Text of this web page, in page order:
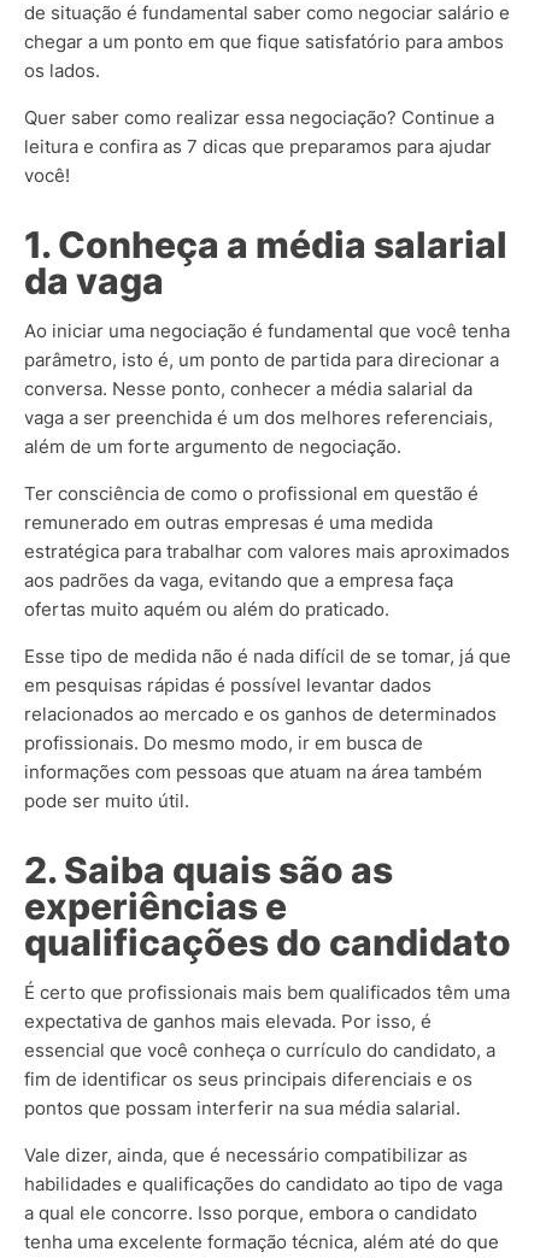
de situação é fundamental saber como negociar salário e
chegar a um ponto em que fique satisfatório para ambos
os lados.
Quer saber como realizar essa negociação? Continue a
leitura e confira as 7 dicas que preparamos para ajudar
você!
1. Conheça a média salarial
da vaga
Ao iniciar uma negociação é fundamental que você tenha
parâmetro, isto é, um ponto de partida para direcionar a
conversa. Nesse ponto, conhecer a média salarial da
vaga a ser preenchida é um dos melhores referenciais,
além de um forte argumento de negociação.
Ter consciência de como o profissional em questão é
remunerado em outras empresas é uma medida
estratégica para trabalhar com valores mais aproximados
aos padrões da vaga, evitando que a empresa faça
ofertas muito aquém ou além do praticado.
Esse tipo de medida não é nada difícil de se tomar, já que
em pesquisas rápidas é possível levantar dados
relacionados ao mercado e os ganhos de determinados
profissionais. Do mesmo modo, ir em busca de
informações com pessoas que atuam na área também
pode ser muito útil.
2. Saiba quais são as
experiências e
qualificações do candidato
É certo que profissionais mais bem qualificados têm uma
expectativa de ganhos mais elevada. Por isso, é
essencial que você conheça o currículo do candidato, a
fim de identificar os seus principais diferenciais e os
pontos que possam interferir na sua média salarial.
Vale dizer, ainda, que é necessário compatibilizar as
habilidades e qualificações do candidato ao tipo de vaga
a qual ele concorre. Isso porque, embora o candidato
tenha uma excelente formação técnica, além até do que